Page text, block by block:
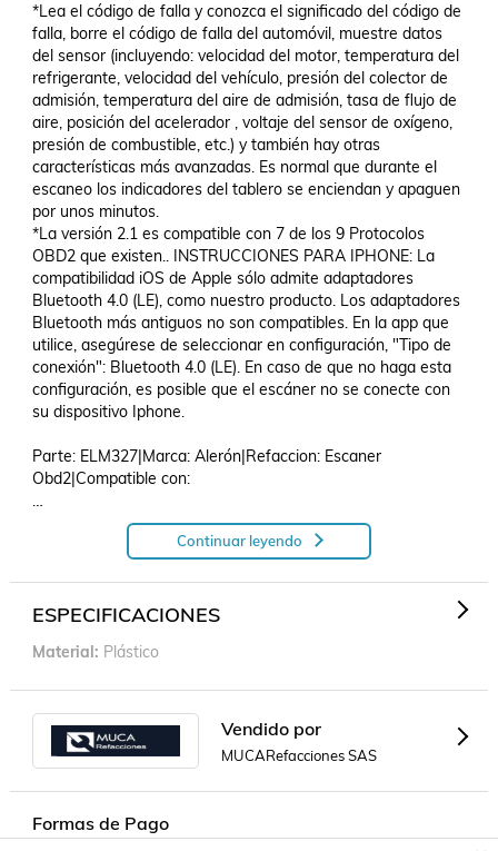
*Lea el código de falla y conozca el significado del código de
falla, borre el código de falla del automóvil, muestre datos
del sensor (incluyendo: velocidad del motor, temperatura del
refrigerante, velocidad del vehículo, presión del colector de
admisión, temperatura del aire de admisión, tasa de flujo de
aire, posición del acelerador , voltaje del sensor de oxígeno,
presión de combustible, etc.) y también hay otras
características más avanzadas. Es normal que durante el
escaneo los indicadores del tablero se enciendan y apaguen
por unos minutos.
*La versión 2.1 es compatible con 7 de los 9 Protocolos
OBD2 que existen.. INSTRUCCIONES PARA IPHONE: La
compatibilidad iOS de Apple sólo admite adaptadores
Bluetooth 4.0 (LE), como nuestro producto. Los adaptadores
Bluetooth más antiguos no son compatibles. En la app que
utilice, asegúrese de seleccionar en configuración, "Tipo de
conexión": Bluetooth 4.0 (LE). En caso de que no haga esta
configuración, es posible que el escáner no se conecte con
su dispositivo Iphone.
Parte: ELM327|Marca: Alerón|Refaccion: Escaner
Obd2|Compatible con:
Escaner OBD2 ELM327 Para Ford Sable 1976 - 2009
Continuar leyendo
ESPECIFICACIONES
Material Plástico
Vendido por
MUCARefacciones SAS
Formas de Pago